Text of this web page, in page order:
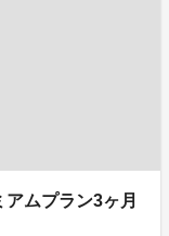
アムプラン3ヶ月